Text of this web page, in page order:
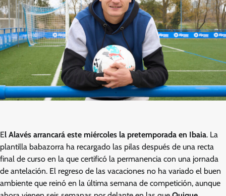
El Alavés arrancará este miércoles la pretemporada en Ibaia. La
plantilla babazorra ha recargado las pilas después de una recta
final de curso en la que certificó la permanencia con una jornada
de antelación. El regreso de las vacaciones no ha variado el buen
ambiente que reinó en la última semana de competición, aunque